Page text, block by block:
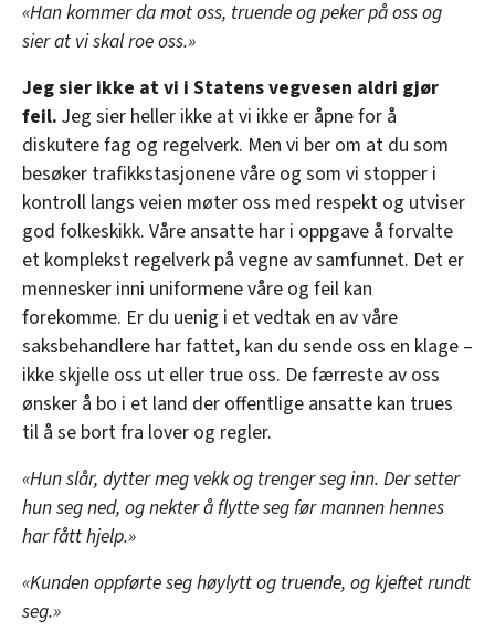
«Han kommer da mot oss, truende og peker på oss og
sier at vi skal roe oss.»
Jeg sier ikke at vi i Statens vegvesen aldri gjør
feil. Jeg sier heller ikke at vi ikke er åpne for å
diskutere fag og regelverk. Men vi ber om at du som
besøker trafikkstasjonene våre og som vi stopper i
kontroll langs veien møter oss med respekt og utviser
god folkeskikk. Våre ansatte har i oppgave å forvalte
et komplekst regelverk på vegne av samfunnet. Det er
mennesker inni uniformene våre og feil kan
forekomme. Er du uenig i et vedtak en av våre
saksbehandlere har fattet, kan du sende oss en klage –
ikke skjelle oss ut eller true oss. De færreste av oss
ønsker å bo i et land der offentlige ansatte kan trues
til å se bort fra lover og regler.
«Hun slår, dytter meg vekk og trenger seg inn. Der setter
hun seg ned, og nekter å flytte seg før mannen hennes
har fått hjelp.»
«Kunden oppførte seg høylytt og truende, og kjeftet rundt
seg.»